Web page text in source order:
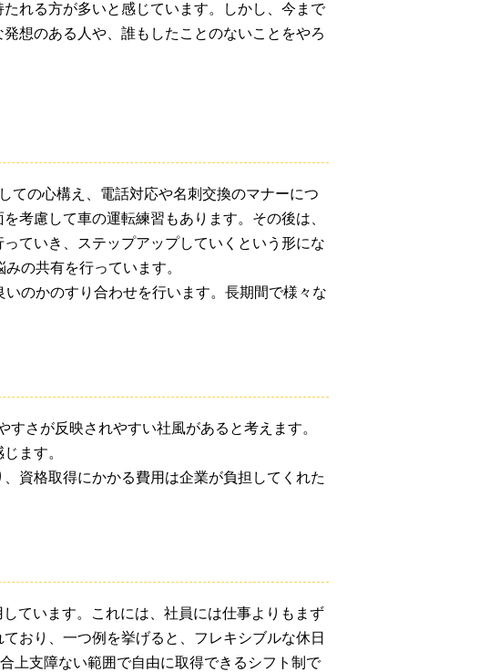
れる方が多いと感じています。しかし、今まで
想のある人や、誰もしたことのないことをやろ
ての心構え、電話対応や名刺交換のマナーにつ
考慮して車の運転練習もあります。その後は、
ていき、ステップアップしていくという形にな
の共有を行っています。
のかのすり合わせを行います。長期間で様々な
さが反映されやすい社風があると考えます。
ます。
資格取得にかかる費用は企業が負担してくれた
ています。これには、社員には仕事よりもまず
おり、一つ例を挙げると、フレキシブルな休日
上支障ない範囲で自由に取得できるシフト制で